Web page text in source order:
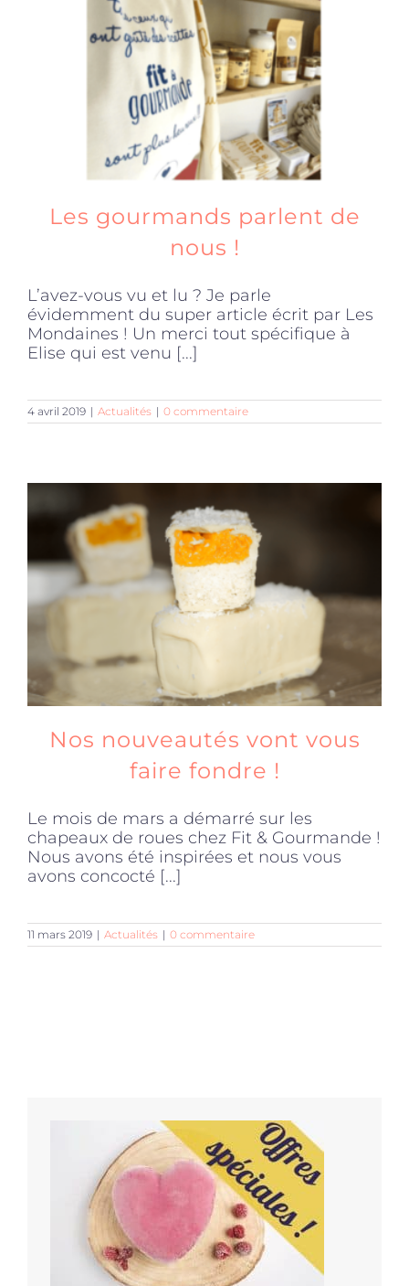
Les gourmands parlent de
nous !
L’avez-vous vu et lu ? Je parle
évidemment du super article écrit par Les
Mondaines ! Un merci tout spécifique à
Elise qui est venu [...]
4 avril 2019 | Actualités | 0 commentaire
Nos nouveautés vont vous
faire fondre !
Le mois de mars a démarré sur les
chapeaux de roues chez Fit & Gourmande !
Nous avons été inspirées et nous vous
avons concocté [...]
11 mars 2019 | Actualités | 0 commentaire